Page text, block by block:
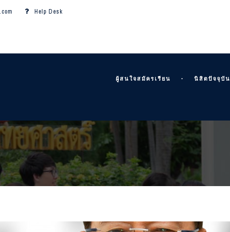
Help Desk
ผู้สนใจสมัครเรียน นิสิตปัจจุบัน